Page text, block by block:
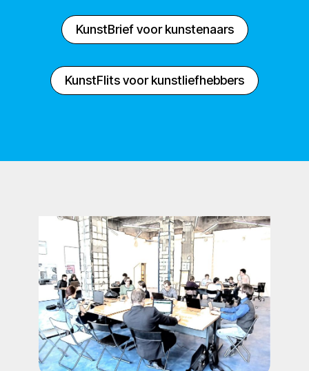
KunstBrief voor kunstenaars
KunstFlits voor kunstliefhebbers